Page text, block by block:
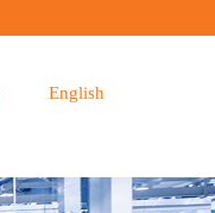
English